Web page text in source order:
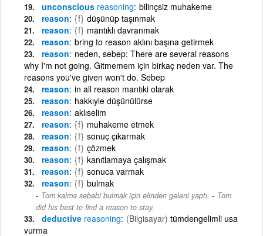
unconscious reasoning bilinçsiz muhakeme
reason {f} düşünüp taşınmak
reason {f} mantıklı davranmak
reason bring to reason aklını başına getirmek
reason neden, sebep: There are several reasons
why I'm not going. Gitmemem için birkaç neden var. The
reasons you've given won't do. Sebep
reason in all reason mantıki olarak
reason hakkıyle düşünülürse
reason aklıselim
reason {f} muhakeme etmek
reason {f} sonuç çıkarmak
reason {f} çözmek
reason {f} kanıtlamaya çalışmak
reason {f} sonuca varmak
reason {f} bulmak
Tom kalma sebebi bulmak için elinden geleni yaptı. - Tom
did his best to find a reason to stay.
deductive reasoning (Bilgisayar) tümdengelimli usa
vurma